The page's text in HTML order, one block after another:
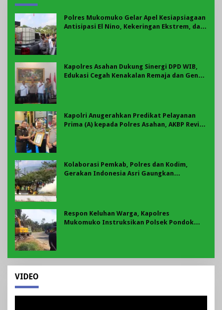
Polres Mukomuko Gelar Apel Kesiapsiagaan
Antisipasi El Nino, Kekeringan Ekstrem, dan
Kapolres Asahan Dukung Sinergi DPD WIB,
Edukasi Cegah Kenakalan Remaja dan Geng
Kapolri Anugerahkan Predikat Pelayanan
Prima (A) kepada Polres Asahan, AKBP Revi
Kolaborasi Pemkab, Polres dan Kodim,
Gerakan Indonesia Asri Gaungkan
Respon Keluhan Warga, Kapolres
Mukomuko Instruksikan Polsek Pondok
VIDEO